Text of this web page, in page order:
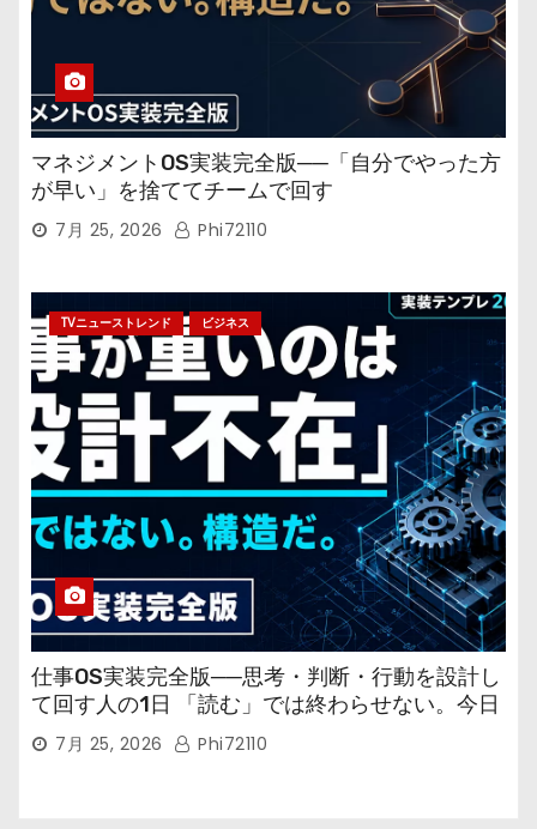
マネジメントOS実装完全版──「自分でやった方
が早い」を捨ててチームで回す
7月 25, 2026 Phi72110
TVニューストレンド ビジネス
仕事OS実装完全版──思考・判断・行動を設計し
て回す人の1日 「読む」では終わらせない。今日
から回す実装書だ。
7月 25, 2026 Phi72110